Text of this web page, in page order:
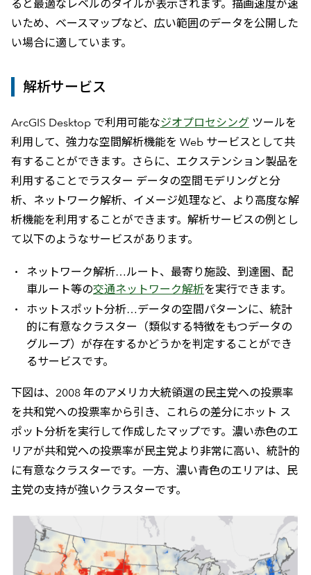
ると最適なレベルのタイルが表示されます。描画速度が速
いため、ベースマップなど、広い範囲のデータを公開した
い場合に適しています。
解析サービス
ArcGIS Desktop で利用可能なジオプロセシングツールを
利用して、強力な空間解析機能を Web サービスとして共
有することができます。さらに、エクステンション製品を
利用することでラスター データの空間モデリングと分
析、ネットワーク解析、イメージ処理など、より高度な解
析機能を利用することができます。解析サービスの例とし
て以下のようなサービスがあります。
ネットワーク解析…ルート、最寄り施設、到達圏、配
車ルート等の交通ネットワーク解析を実行できます。
ホットスポット分析…データの空間パターンに、統計
的に有意なクラスター（類似する特徴をもつデータの
グループ）が存在するかどうかを判定することができ
るサービスです。
下図は、2008 年のアメリカ大統領選の民主党への投票率
を共和党への投票率から引き、これらの差分にホット ス
ポット分析を実行して作成したマップです。濃い赤色のエ
リアが共和党への投票率が民主党より非常に高い、統計的
に有意なクラスターです。一方、濃い青色のエリアは、民
主党の支持が強いクラスターです。